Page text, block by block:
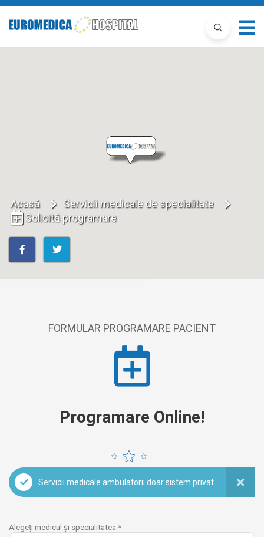
Acasă
Servicii medicale de specialitate
Solicită programare
FORMULAR PROGRAMARE PACIENT
Programare Online!
Servicii medicale ambulatorii doar sistem privat
Alegeți medicul și specialitatea *